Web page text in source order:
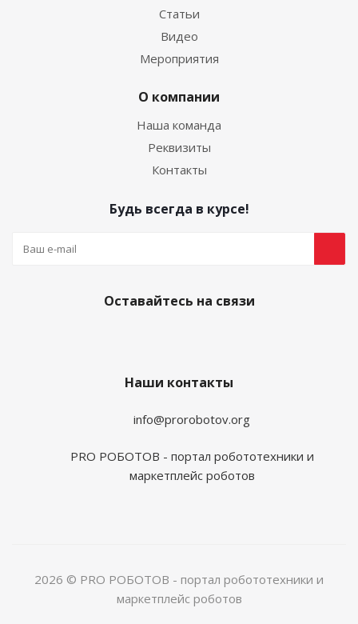
Статьи
Видео
Мероприятия
О компании
Наша команда
Реквизиты
Контакты
Будь всегда в курсе!
Оставайтесь на связи
Наши контакты
info@prorobotov.org
PRO РОБОТОВ - портал робототехники и
маркетплейс роботов
2026 © PRO РОБОТОВ - портал робототехники и
маркетплейс роботов